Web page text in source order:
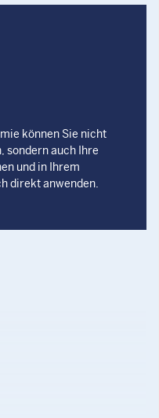
können Sie nicht
sondern auch Ihre
und in Ihrem
direkt anwenden.